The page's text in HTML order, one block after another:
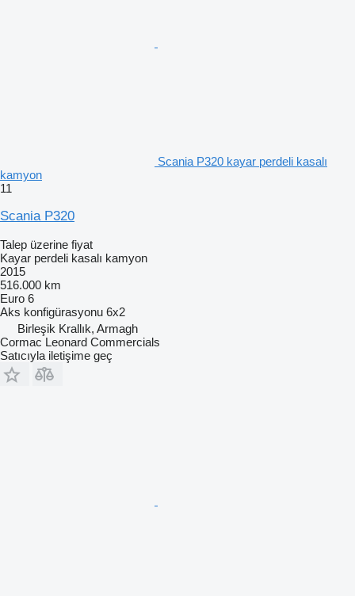
Scania P320 kayar perdeli kasalı
kamyon
11
Scania P320
Talep üzerine fiyat
Kayar perdeli kasalı kamyon
2015
516.000 km
Euro 6
Aks konfigürasyonu 6x2
Birleşik Krallık, Armagh
Cormac Leonard Commercials
Satıcıyla iletişime geç